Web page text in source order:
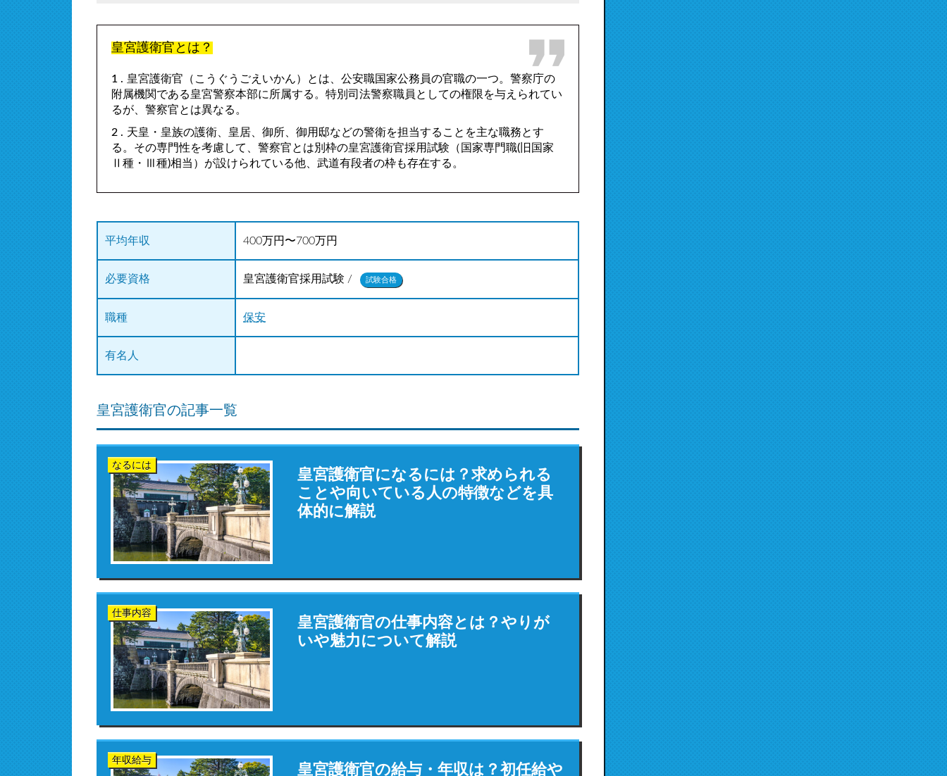
皇宮護衛官とは？
皇宮護衛官（こうぐうごえいかん）とは、公安職国家公務員の官職の一つ。警察庁の
附属機関である皇宮警察本部に所属する。特別司法警察職員としての権限を与えられてい
るが、警察官とは異なる。
天皇・皇族の護衛、皇居、御所、御用邸などの警衛を担当することを主な職務とす
る。その専門性を考慮して、警察官とは別枠の皇宮護衛官採用試験（国家専門職(旧国家
Ⅱ種・Ⅲ種)相当）が設けられている他、武道有段者の枠も存在する。
平均年収 400万円〜700万円
必要資格 皇宮護衛官採用試験 / 試験合格
職種 保安
有名人
皇宮護衛官の記事一覧
なるには
皇宮護衛官になるには？求められる
ことや向いている人の特徴などを具
体的に解説
仕事内容
皇宮護衛官の仕事内容とは？やりが
いや魅力について解説
年収給与
皇宮護衛官の給与・年収は？初任給や